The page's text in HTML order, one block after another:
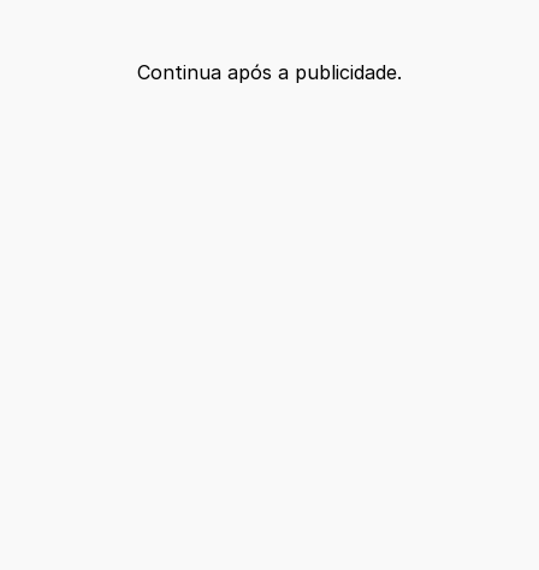
Continua após a publicidade.